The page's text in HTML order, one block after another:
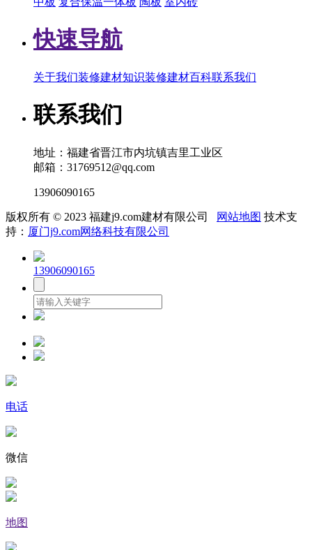
快速导航
关于我们装修建材知识装修建材百科联系我们
联系我们
地址：福建省晋江市内坑镇吉里工业区
邮箱：31769512@qq.com
13906090165
版权所有 © 2023 福建j9.com建材有限公司 网站地图 技术支
持： 厦门j9.com网络科技有限公司
13906090165
电话
微信
地图